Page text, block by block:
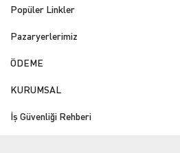
Popüler Linkler
Pazaryerlerimiz
ÖDEME
KURUMSAL
İş Güvenliği Rehberi